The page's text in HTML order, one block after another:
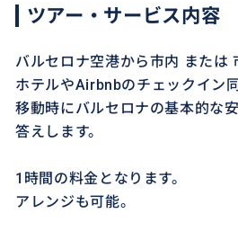
ツアー・サービス内容
バルセロナ空港から市内 または
ホテルやAirbnbのチェックイン
移動時にバルセロナの基本的な
答えします。
1時間の料金となります。
アレンジも可能。